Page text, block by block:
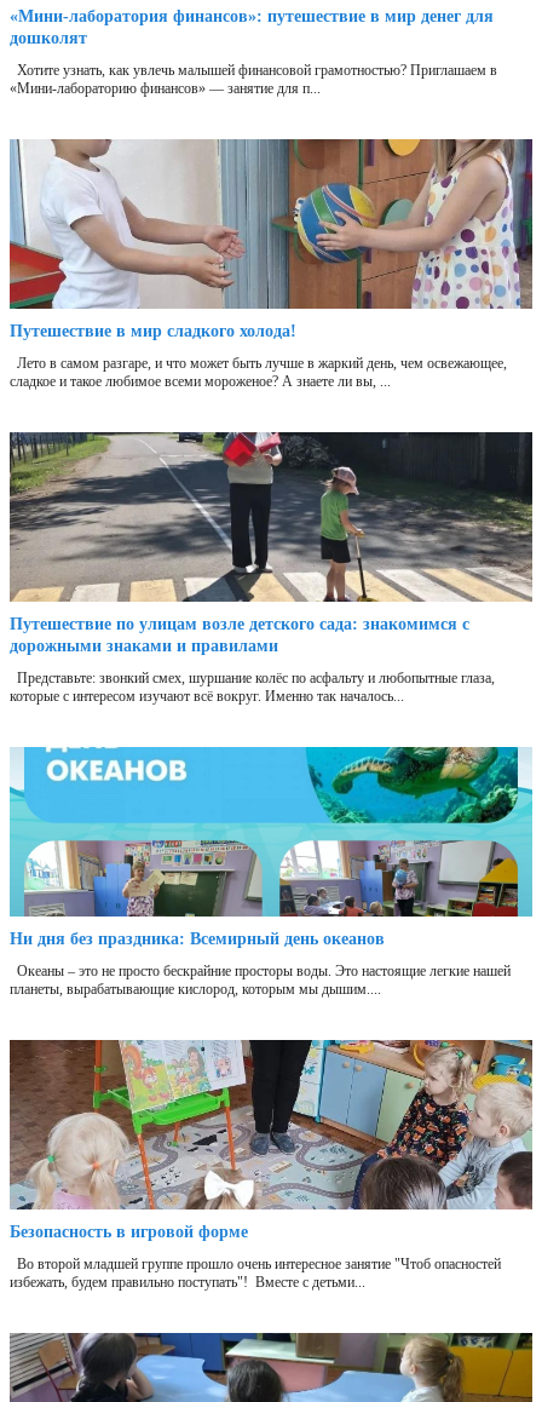
«Мини‑лаборатория финансов»: путешествие в мир денег для
дошколят
Хотите узнать, как увлечь малышей финансовой грамотностью? Приглашаем в
«Мини‑лабораторию финансов» — занятие для п...
Путешествие в мир сладкого холода!
Лето в самом разгаре, и что может быть лучше в жаркий день, чем освежающее,
сладкое и такое любимое всеми мороженое? А знаете ли вы, ...
Путешествие по улицам возле детского сада: знакомимся с
дорожными знаками и правилами
Представьте: звонкий смех, шуршание колёс по асфальту и любопытные глаза,
которые с интересом изучают всё вокруг. Именно так началось...
Ни дня без праздника: Всемирный день океанов
Океаны – это не просто бескрайние просторы воды. Это настоящие легкие нашей
планеты, вырабатывающие кислород, которым мы дышим....
Безопасность в игровой форме
Во второй младшей группе прошло очень интересное занятие "Чтоб опасностей
избежать, будем правильно поступать"! Вместе с детьми...